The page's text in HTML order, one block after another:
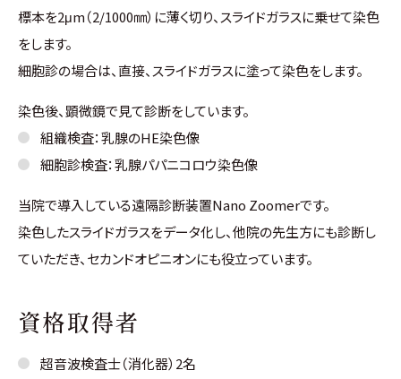
標本を2μm（2/1000㎜）に薄く切り、スライドガラスに乗せて染色
をします。
細胞診の場合は、直接、スライドガラスに塗って染色をします。
染色後、顕微鏡で見て診断をしています。
組織検査：乳腺のHE染色像
細胞診検査：乳腺パパニコロウ染色像
当院で導入している遠隔診断装置Nano Zoomerです。
染色したスライドガラスをデータ化し、他院の先生方にも診断し
ていただき、セカンドオピニオンにも役立っています。
資格取得者
超音波検査士（消化器）2名